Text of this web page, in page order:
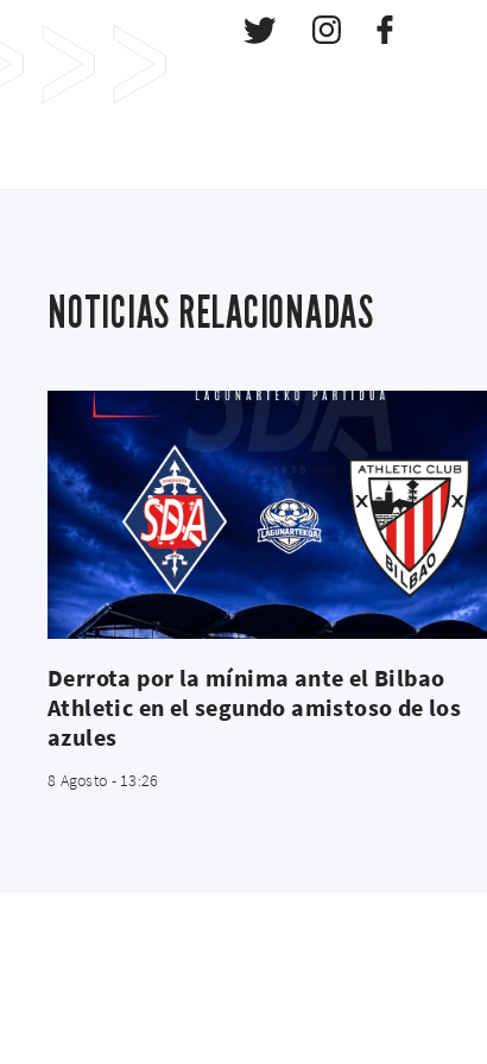
NOTICIAS RELACIONADAS
Derrota por la mínima ante el Bilbao
Athletic en el segundo amistoso de los
azules
8 Agosto - 13:26